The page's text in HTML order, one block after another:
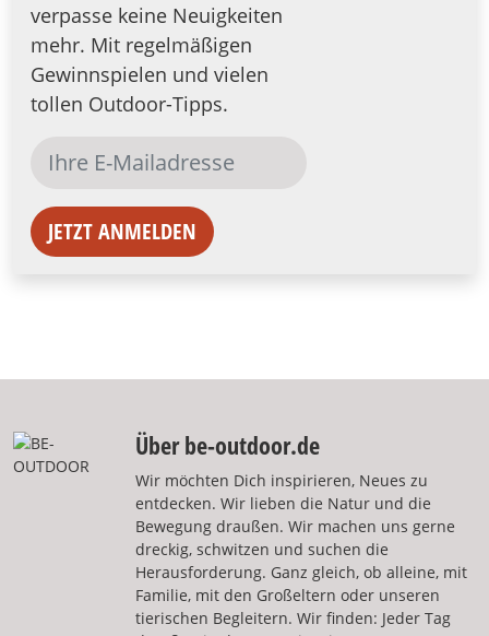
verpasse keine Neuigkeiten
mehr. Mit regelmäßigen
Gewinnspielen und vielen
tollen Outdoor-Tipps.
JETZT ANMELDEN
Über be-outdoor.de
Wir möchten Dich inspirieren, Neues zu
entdecken. Wir lieben die Natur und die
Bewegung draußen. Wir machen uns gerne
dreckig, schwitzen und suchen die
Herausforderung. Ganz gleich, ob alleine, mit
Familie, mit den Großeltern oder unseren
tierischen Begleitern. Wir finden: Jeder Tag